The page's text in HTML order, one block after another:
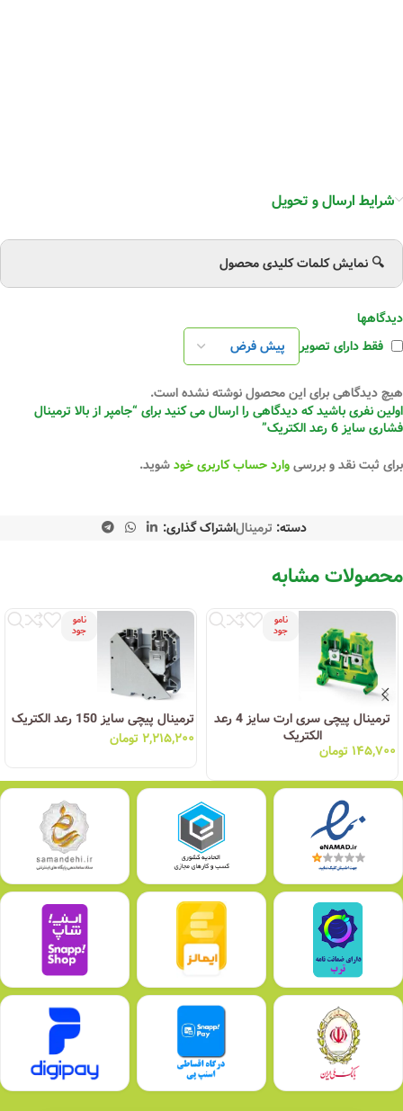
شرایط ارسال و تحویل
🔍 نمایش کلمات کلیدی محصول
دیدگاهها
فقط دارای تصویر
هیچ دیدگاهی برای این محصول نوشته نشده است.
اولین نفری باشید که دیدگاهی را ارسال می کنید برای “جامپر از بالا ترمینال
فشاری سایز 6 رعد الکتریک”
برای ثبت نقد و بررسیوارد حساب کاربری خودشوید.
دسته: ترمینالاشتراک گذاری:
محصولات مشابه
نامو
جود
ترمینال پیچی سری ارت سایز 4 رعد
الکتریک
۱۴۵,۷۰۰ تومان
نامو
جود
ترمینال پیچی سایز 150 رعد الکتریک
۲,۲۱۵,۲۰۰ تومان